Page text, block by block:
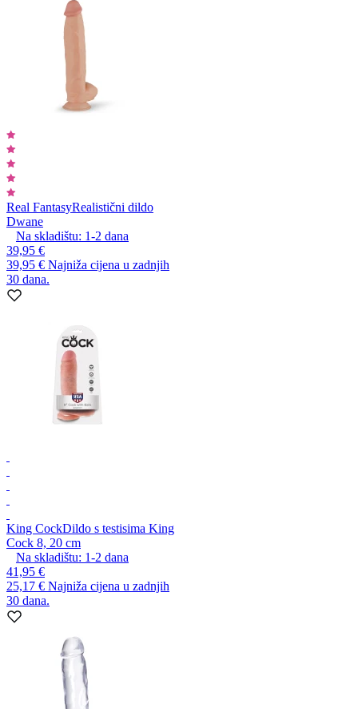
Real FantasyRealistični dildo
Dwane
Na skladištu: 1-2 dana
39,95 €
39,95 € Najniža cijena u zadnjih
30 dana.
King CockDildo s testisima King
Cock 8, 20 cm
Na skladištu: 1-2 dana
41,95 €
25,17 € Najniža cijena u zadnjih
30 dana.